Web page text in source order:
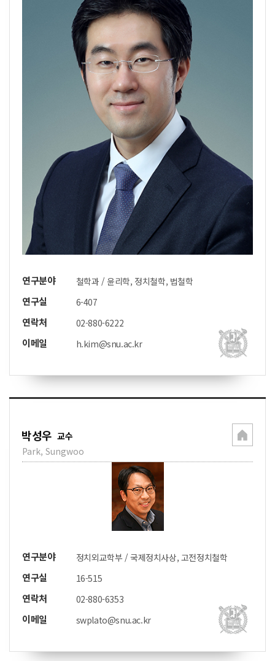
연구분야 철학과 / 윤리학, 정치철학, 법철학
연구실 6-407
연락처 02-880-6222
이메일 h.kim@snu.ac.kr
박성우 교수
Park, Sungwoo
연구분야 정치외교학부 / 국제정치사상, 고전정치철학
연구실 16-515
연락처 02-880-6353
이메일 swplato@snu.ac.kr